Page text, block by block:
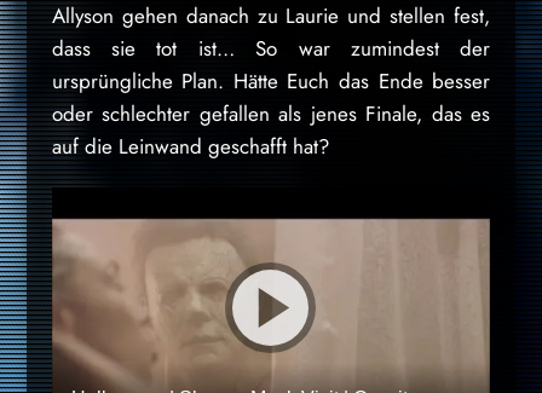
Allyson gehen danach zu Laurie und stellen fest,
dass sie tot ist… So war zumindest der
ursprüngliche Plan. Hätte Euch das Ende besser
oder schlechter gefallen als jenes Finale, das es
auf die Leinwand geschafft hat?